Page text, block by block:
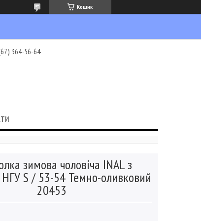
Кошик
364-56-64
зимова чоловіча INAL з
S / 53-54 Темно-оливковий
20453